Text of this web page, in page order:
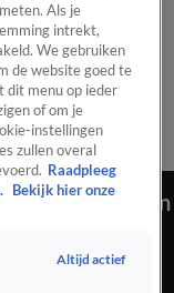
excuses aan
Als je
intrekt,
We gebruiken
de website goed te
dit menu op ieder
of om je
instellingen
zullen overal
Raadpleeg
Bekijk hier onze
Altijd actief